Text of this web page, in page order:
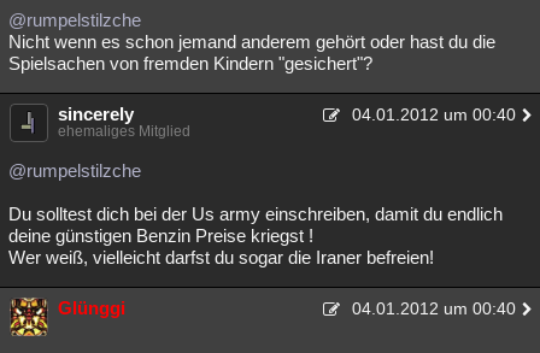
@rumpelstilzche
Nicht wenn es schon jemand anderem gehört oder hast du die
Spielsachen von fremden Kindern "gesichert"?
sincerely 04.01.2012 um 00:40
ehemaliges Mitglied
@rumpelstilzche
Du solltest dich bei der Us army einschreiben, damit du endlich
deine günstigen Benzin Preise kriegst !
Wer weiß, vielleicht darfst du sogar die Iraner befreien!
Glünggi 04.01.2012 um 00:40